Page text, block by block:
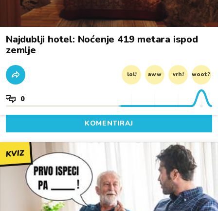
Najdublji hotel: Noćenje 419 metara ispod
zemlje
lol! aww vrh! woot?!
0
KOMENTIRAJ
KVIZ